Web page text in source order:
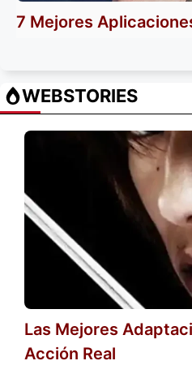
7 Mejores
WEBSTORIES
Las Mejores
Acción Real